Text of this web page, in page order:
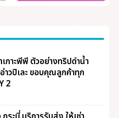
เกาะพีพี ตัวอย่างทริปดำน้ำ
าวปิเละ ขอบคุณลูกค้าทุก
2